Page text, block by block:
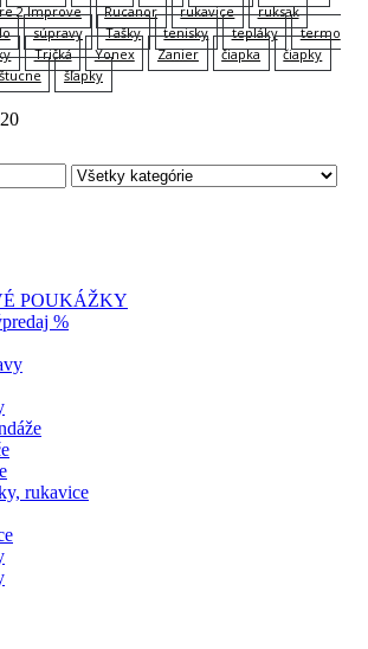
2 Improve Rucanor rukavice
ruksak
súpravy Tašky tenisky tepláky
termo
Tričká Yonex Zanier čiapka
čiapky
šľapky
POUKÁŽKY
%
rukavice